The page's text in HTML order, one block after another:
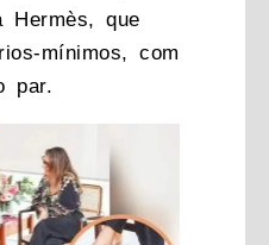
Hermès, que
mínimos, com
par.